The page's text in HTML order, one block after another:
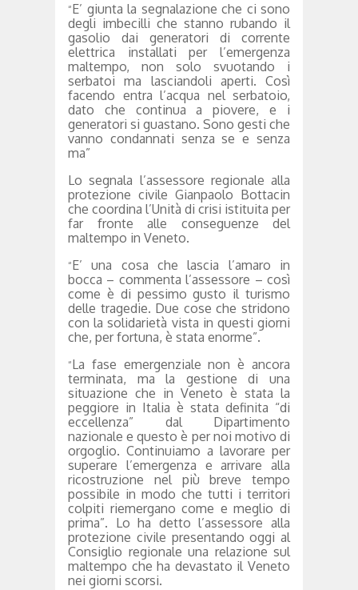
“E’ giunta la segnalazione che ci sono
degli imbecilli che stanno rubando il
gasolio dai generatori di corrente
elettrica installati per l’emergenza
maltempo, non solo svuotando i
serbatoi ma lasciandoli aperti. Così
facendo entra l’acqua nel serbatoio,
dato che continua a piovere, e i
generatori si guastano. Sono gesti che
vanno condannati senza se e senza
ma”
Lo segnala l’assessore regionale alla
protezione civile Gianpaolo Bottacin
che coordina l’Unità di crisi istituita per
far fronte alle conseguenze del
maltempo in Veneto.
“E’ una cosa che lascia l’amaro in
bocca – commenta l’assessore – così
come è di pessimo gusto il turismo
delle tragedie. Due cose che stridono
con la solidarietà vista in questi giorni
che, per fortuna, è stata enorme”.
“La fase emergenziale non è ancora
terminata, ma la gestione di una
situazione che in Veneto è stata la
peggiore in Italia è stata definita “di
eccellenza” dal Dipartimento
nazionale e questo è per noi motivo di
orgoglio. Continuiamo a lavorare per
superare l’emergenza e arrivare alla
ricostruzione nel più breve tempo
possibile in modo che tutti i territori
colpiti riemergano come e meglio di
prima”. Lo ha detto l’assessore alla
protezione civile presentando oggi al
Consiglio regionale una relazione sul
maltempo che ha devastato il Veneto
nei giorni scorsi.